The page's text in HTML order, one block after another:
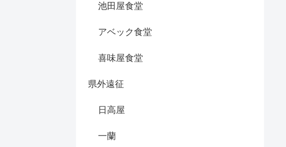
池田屋食堂
アベック食堂
喜味屋食堂
県外遠征
日高屋
一蘭